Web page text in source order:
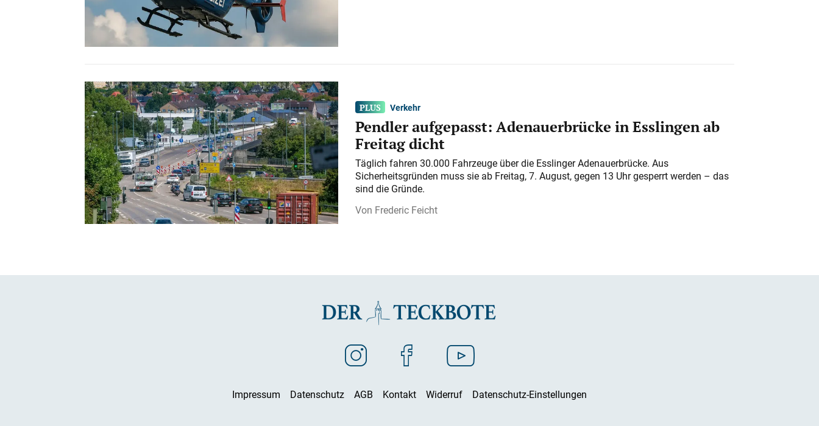
Verkehr
Pendler aufgepasst: Adenauerbrücke in Esslingen ab
Freitag dicht
Täglich fahren 30.000 Fahrzeuge über die Esslinger Adenauerbrücke. Aus
Sicherheitsgründen muss sie ab Freitag, 7. August, gegen 13 Uhr gesperrt werden – das
sind die Gründe.
Frederic Feicht
Impressum Datenschutz AGB Kontakt Widerruf Datenschutz-Einstellungen